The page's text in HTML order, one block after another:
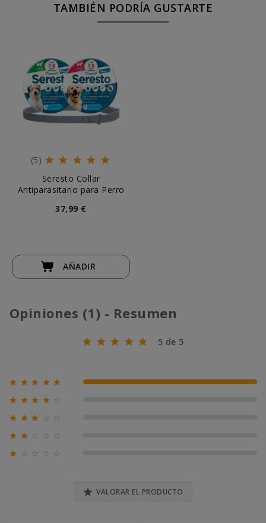
TAMBIÉN PODRÍA GUSTARTE
(5)
Seresto Collar
Antiparasitario para Perro
37,99 €
AÑADIR
Opiniones (1) - Resumen
5 de 5
     100% (1)
   
  
 

 VALORAR EL PRODUCTO